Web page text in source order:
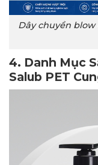
Dây chuyền
4. Danh Mục
Salub PET